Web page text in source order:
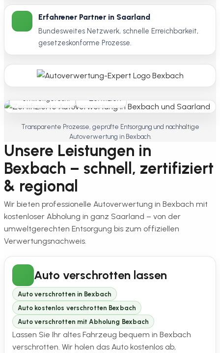
Erfahrener Partner in Saarland
Bundesweites Netzwerk, schnelle Erreichbarkeit,
gesetzeskonforme Prozesse.
Umweltgerecht Zertifiziert
Transparente Prozesse, geprüfte Entsorgung und nachhaltige
Autoverwertung in Bexbach.
Unsere Leistungen in
Bexbach – schnell, zertifiziert
& regional
Wir bieten professionelle Autoverwertung in Bexbach mit
kostenloser Abholung in ganz Saarland – von der
umweltgerechten Entsorgung bis zum offiziellen
Verwertungsnachweis.
Auto verschrotten lassen
Auto verschrotten in Bexbach
Auto kostenlos verschrotten Bexbach
Auto verschrotten mit Abholung Bexbach
Lassen Sie Ihr altes Fahrzeug bequem in Bexbach
verschrotten. Wir holen das Auto kostenlos ab,